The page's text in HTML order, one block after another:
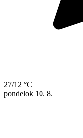
27/12 °C
pondelok 10. 8.